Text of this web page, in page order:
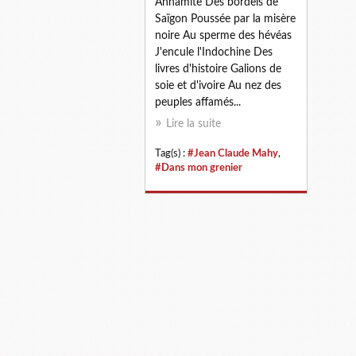
Annamite Des bordels de
Saïgon Poussée par la misère
noire Au sperme des hévéas
J'encule l'Indochine Des
livres d'histoire Galions de
soie et d'ivoire Au nez des
peuples affamés...
Lire la suite
Tag(s) : #Jean Claude Mahy,
#Dans mon grenier